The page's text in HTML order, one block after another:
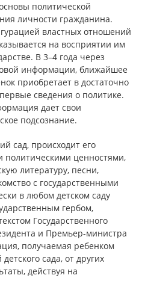
политической
личности гражданина.
властных отношений
на восприятии им
В 3–4 года через
информации, ближайшее
приобретает в достаточно
сведения о политике.
дает свои
подсознание.
сад, происходит его
политическими ценностями,
литературу, песни,
с государственными
в любом детском саду
гербом,
Государственного
и Премьер-министра
получаемая ребенком
сада, от других
действуя на